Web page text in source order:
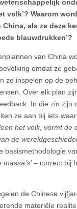
volk’? Waarom
als ze deze
blauwdrukken’?
van China
omdat ze
ze inspelen op de
Over elk plan
In die zin zijn
ze aan bij iets
het volk, vormt de
de
basismethodologie
– correct bij
de Chinese
materiële